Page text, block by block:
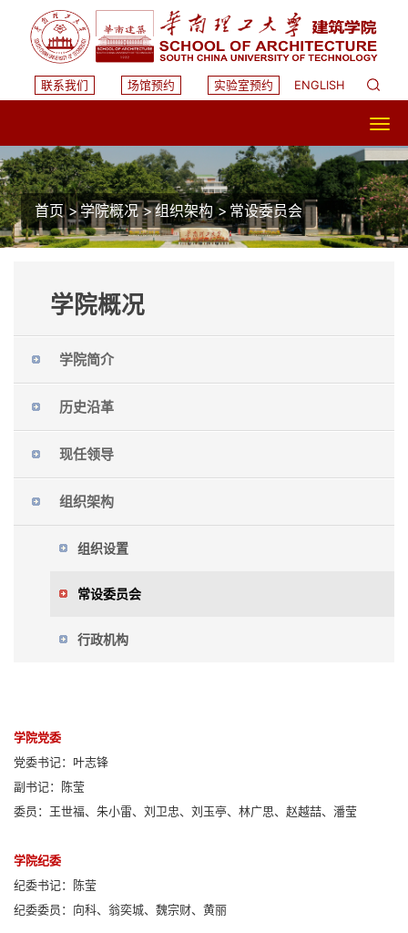
联系我们 场馆预约 实验室预约 ENGLISH
首页>学院概况>组织架构 >常设委员会
学院概况
学院简介
历史沿革
现任领导
组织架构
组织设置
常设委员会
行政机构
学院党委
党委书记：叶志锋
副书记：陈莹
委员：王世福、朱小雷、刘卫忠、刘玉亭、林广思、赵越喆、潘莹
学院纪委
纪委书记：陈莹
纪委委员：向科、翁奕城、魏宗财、黄丽